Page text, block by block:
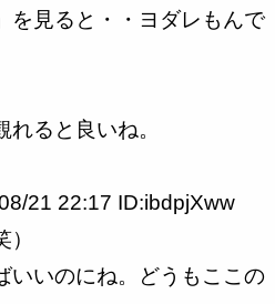
見ると・・ヨダレもんで
ると良いね。
08/21 22:17 ID:ibdpjXww
いいのにね。どうもここの